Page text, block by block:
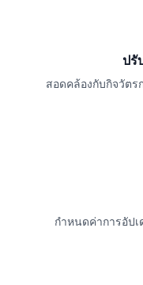
ปรั
สอดคล้องกับกิจวัต
กำหนดค่าการอัป